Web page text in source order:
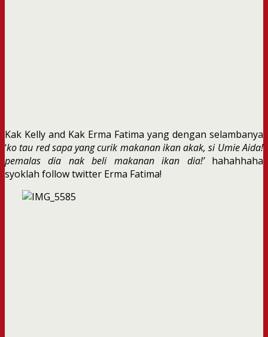
Kak Kelly and Kak Erma Fatima yang dengan selambanya
‘ko tau red sapa yang curik makanan ikan akak, si Umie Aida!
pemalas dia nak beli makanan ikan dia!’ hahahhaha
syoklah follow twitter Erma Fatima!